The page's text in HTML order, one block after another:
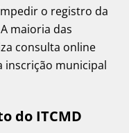
o registro da
maioria das
consulta online
inscrição municipal
do ITCMD